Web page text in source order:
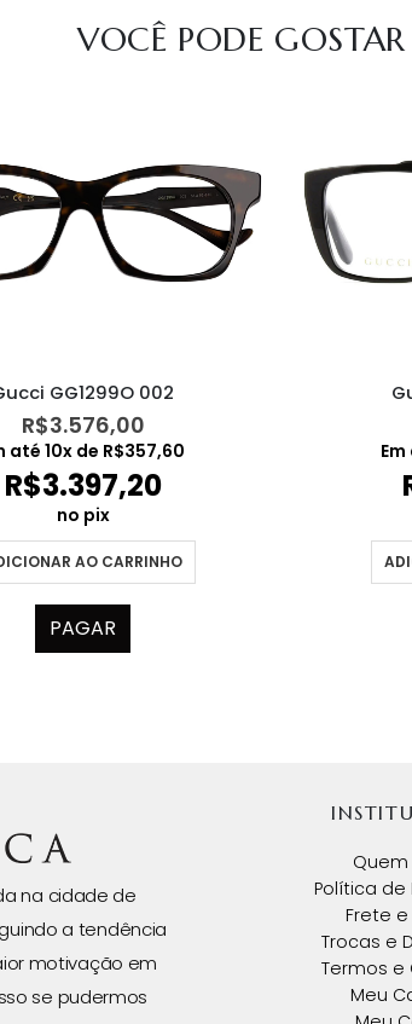
VOCÊ PODE GOSTAR
GG1299O 002
R$3.576,00
até 10x de R$357,60
R$3.397,20
no pix
AO CARRINHO
PAGAR
na cidade de
a tendência
motivação em
se pudermos
Política de
Frete
Trocas e
Termos e
Meu